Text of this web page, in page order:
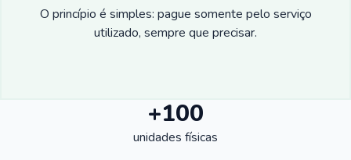
O princípio é simples: pague somente pelo serviço
utilizado, sempre que precisar.
+100
unidades físicas